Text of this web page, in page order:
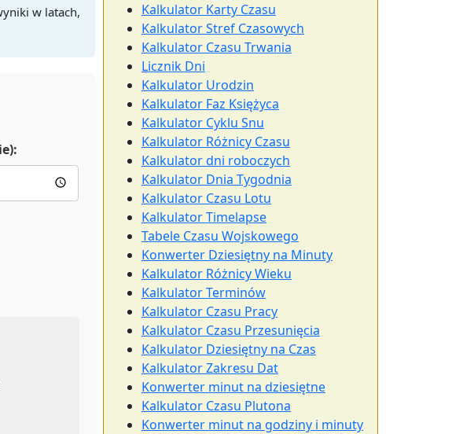
w latach,
Kalkulator Karty Czasu
Kalkulator Stref Czasowych
Kalkulator Czasu Trwania
Licznik Dni
Kalkulator Urodzin
Kalkulator Faz Księżyca
Kalkulator Cyklu Snu
Kalkulator Różnicy Czasu
Kalkulator dni roboczych
Kalkulator Dnia Tygodnia
Kalkulator Czasu Lotu
Kalkulator Timelapse
Tabele Czasu Wojskowego
Konwerter Dziesiętny na Minuty
Kalkulator Różnicy Wieku
Kalkulator Terminów
Kalkulator Czasu Pracy
Kalkulator Czasu Przesunięcia
Kalkulator Dziesiętny na Czas
Kalkulator Zakresu Dat
Konwerter minut na dziesiętne
Kalkulator Czasu Plutona
Konwerter minut na godziny i minuty